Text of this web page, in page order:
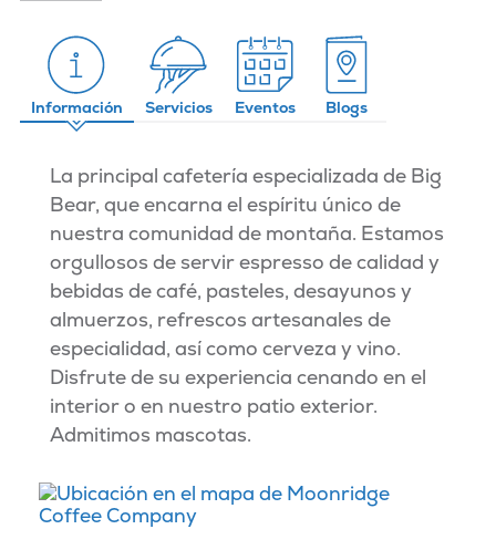
Información Servicios Eventos Blogs
La principal cafetería especializada de Big
Bear, que encarna el espíritu único de
nuestra comunidad de montaña. Estamos
orgullosos de servir espresso de calidad y
bebidas de café, pasteles, desayunos y
almuerzos, refrescos artesanales de
especialidad, así como cerveza y vino.
Disfrute de su experiencia cenando en el
interior o en nuestro patio exterior.
Admitimos mascotas.